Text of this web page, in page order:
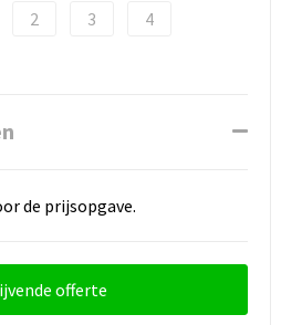
2 3
4
de prijsopgave.
offerte